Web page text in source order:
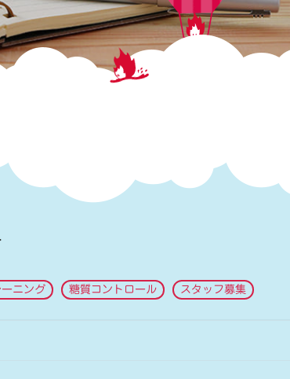
ニング 糖質コントロール スタッフ募集